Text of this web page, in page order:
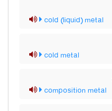
cold (liquid) metal
cold metal
composition metal